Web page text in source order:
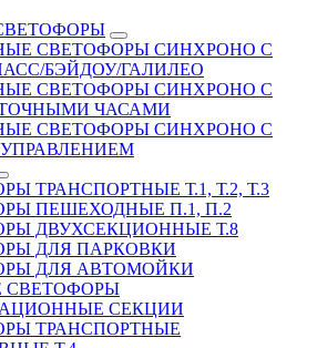
СВЕТОФОРЫ СИНХРОНО С
БЭЙДОУ/ГАЛИЛЕО
СВЕТОФОРЫ СИНХРОНО С
ЧАСАМИ
СВЕТОФОРЫ СИНХРОНО С
ТРАНСПОРТНЫЕ Т.1, Т.2, Т.3
ПЕШЕХОДНЫЕ П.1, П.2
ДВУХСЕКЦИОННЫЕ Т.8
ДЛЯ ПАРКОВКИ
ДЛЯ АВТОМОЙКИ
СВЕТОФОРЫ
СЕКЦИИ
ТРАНСПОРТНЫЕ